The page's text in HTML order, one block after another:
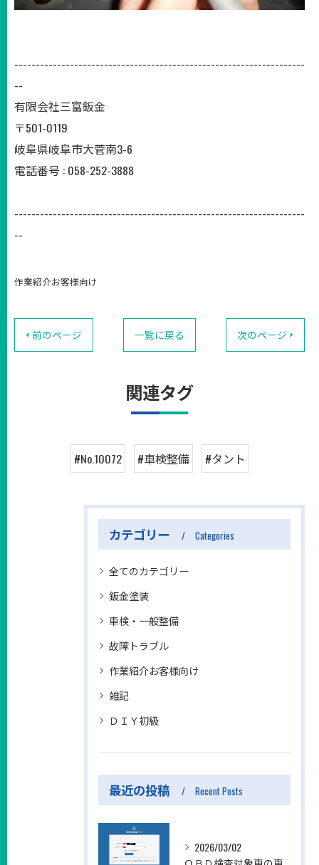
--------------------------------------------------------------------
--
有限会社三富鈑金
〒501-0119
岐阜県岐阜市大菅南3-6
電話番号 : 058-252-3888
--------------------------------------------------------------------
--
作業紹介お客様向け
< 前のページ 一覧に戻る 次のページ >
関連タグ
#No.10072 #車検整備 #タント
カテゴリー Categories
全てのカテゴリー
鈑金塗装
車検・一般整備
故障トラブル
作業紹介お客様向け
雑記
ＤＩＹ初級
最近の投稿 Recent Posts
2026/03/02